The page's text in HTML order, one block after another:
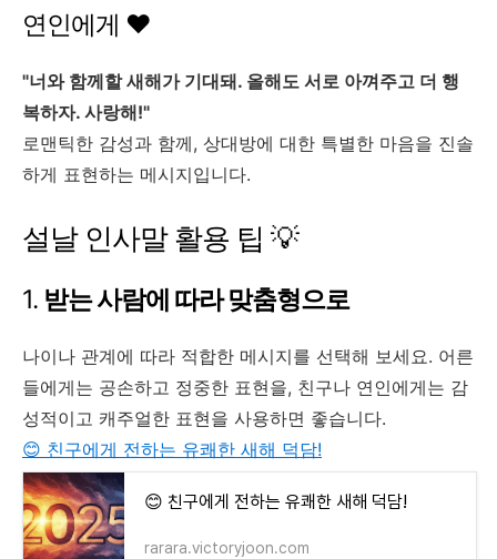
연인에게 ❤️
"너와 함께할 새해가 기대돼. 올해도 서로 아껴주고 더 행
복하자. 사랑해!"
로맨틱한 감성과 함께, 상대방에 대한 특별한 마음을 진솔
하게 표현하는 메시지입니다.
설날 인사말 활용 팁 💡
1. 받는 사람에 따라 맞춤형으로
나이나 관계에 따라 적합한 메시지를 선택해 보세요. 어른
들에게는 공손하고 정중한 표현을, 친구나 연인에게는 감
성적이고 캐주얼한 표현을 사용하면 좋습니다.
😊 친구에게 전하는 유쾌한 새해 덕담!
😊 친구에게 전하는 유쾌한 새해 덕담!
rarara.victoryjoon.com